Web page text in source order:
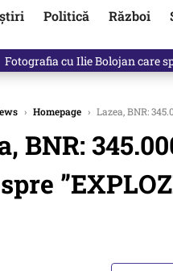
Politică Război
Răzvan Dumitrescu îi cere
› Homepage › Lazea, BNR:
BNR: